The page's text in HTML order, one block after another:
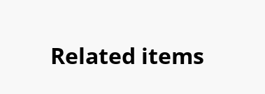
Related items